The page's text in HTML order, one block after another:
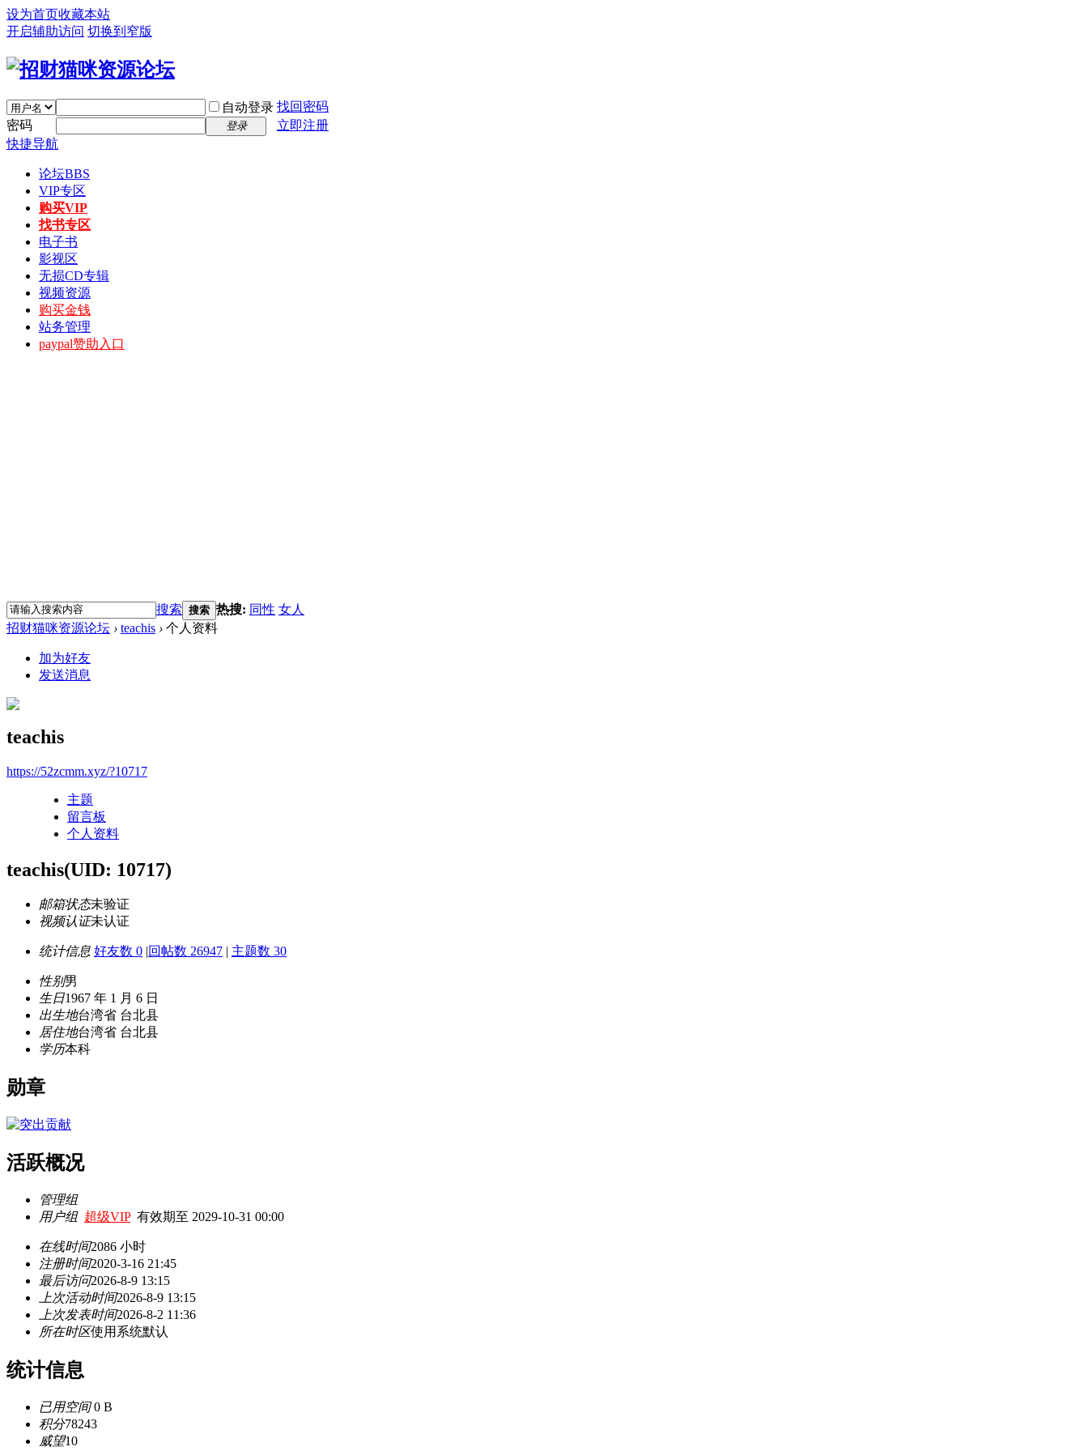
设为首页收藏本站
开启辅助访问 切换到窄版
自动登录 找回密码
密码
登录
立即注册
快捷导航
论坛BBS
VIP专区
购买VIP
找书专区
电子书
影视区
无损CD专辑
视频资源
购买金钱
站务管理
paypal赞助入口
搜索 搜索 热搜: 同性 女人
招财猫咪资源论坛 › teachis › 个人资料
加为好友
发送消息
teachis
https://52zcmm.xyz/?10717
主题
留言板
个人资料
teachis(UID: 10717)
邮箱状态未验证
视频认证未认证
统计信息 好友数 0 |回帖数 26947 | 主题数 30
性别男
生日1967 年 1 月 6 日
出生地台湾省 台北县
居住地台湾省 台北县
学历本科
勋章
活跃概况
管理组
用户组 超级VIP有效期至 2029-10-31 00:00
在线时间2086 小时
注册时间2020-3-16 21:45
最后访问2026-8-9 13:15
上次活动时间2026-8-9 13:15
上次发表时间2026-8-2 11:36
所在时区使用系统默认
统计信息
已用空间0 B
积分78243
威望10